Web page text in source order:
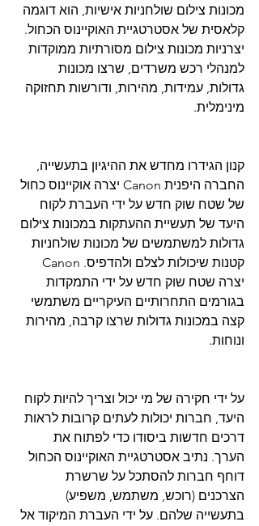
מכונות צילום שולחניות אישיות, הוא דוגמה
קלאסית של אסטרטגיית האוקיינוס ​​הכחול.
יצרניות מכונות צילום מסורתיות ממוקדות
למנהלי רכש משרדים, שרצו מכונות
גדולות, עמידות, מהירות, ודורשות תחזוקה
מינימלית.
קנון הגידרו מחדש את ההיגיון בתעשייה,
החברה היפנית Canon יצרה אוקיינוס ​​כחול
של שטח שוק חדש על ידי העברת לקוח
היעד של תעשיית ההעתקות במכונות צילום
גדולות למשתמשים של מכונות שולחניות
יצרה שטח שוק חדש על ידי התמקדות
בגורמים התחרותיים העיקריים משתמשי
קצה במכונות גדולות שרצו קרבה, מהירות
ונוחות.
על ידי חקירה של מי יכול וצריך להיות לקוח
היעד, חברות יכולות לעתים קרובות לראות
דרכים חדשות ביסודו כדי לפתוח את
הערך. נתיב אסטרטגיית האוקיינוס ​​הכחול
דוחף חברות להסתכל על שרשרת
הצרכנים (רוכש, משתמש, משפיע)
בתעשייה שלהם. על ידי העברת המיקוד אל